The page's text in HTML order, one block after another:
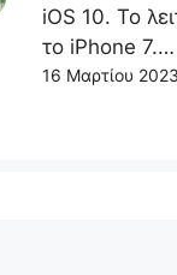
iOS 10. Το
το iPhone 7.…
16 Μαρτίου